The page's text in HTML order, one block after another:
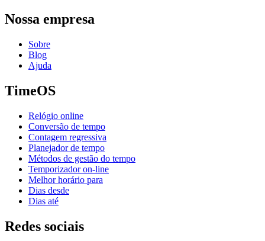
Nossa empresa
Sobre
Blog
Ajuda
TimeOS
Relógio online
Conversão de tempo
Contagem regressiva
Planejador de tempo
Métodos de gestão do tempo
Temporizador on-line
Melhor horário para
Dias desde
Dias até
Redes sociais